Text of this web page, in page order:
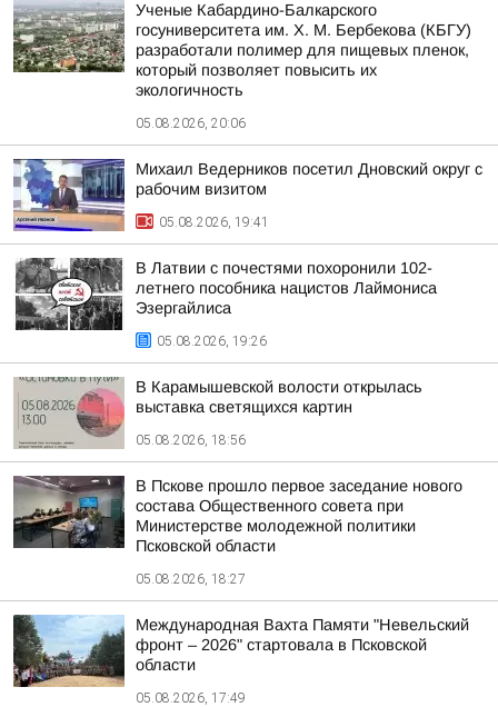
Ученые Кабардино-Балкарского
госуниверситета им. Х. М. Бербекова (КБГУ)
разработали полимер для пищевых пленок,
который позволяет повысить их
экологичность
05.08.2026, 20:06
Михаил Ведерников посетил Дновский округ с
рабочим визитом
05.08.2026, 19:41
В Латвии с почестями похоронили 102-
летнего пособника нацистов Лаймониса
Эзергайлиса
05.08.2026, 19:26
В Карамышевской волости открылась
выставка светящихся картин
05.08.2026, 18:56
В Пскове прошло первое заседание нового
состава Общественного совета при
Министерстве молодежной политики
Псковской области
05.08.2026, 18:27
Международная Вахта Памяти "Невельский
фронт – 2026" стартовала в Псковской
области
05.08.2026, 17:49